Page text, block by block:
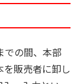
での間、本部
販売者に卸し